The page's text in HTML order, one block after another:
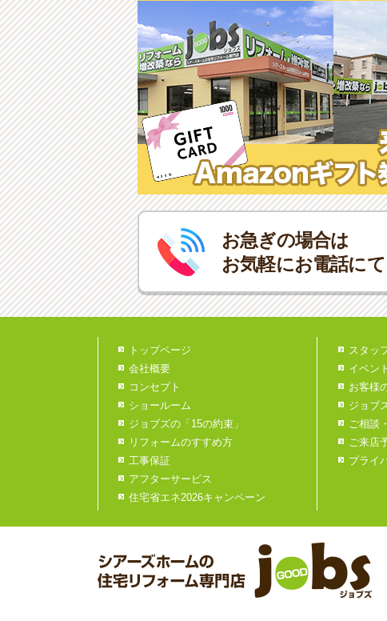
お急ぎの場合は
お気軽にお電話に
トップページ
会社概要
コンセプト
ショールーム
ジョブズの「15の約束」
リフォームのすすめ方
工事保証
アフターサービス
住宅省エネ2026キャンペーン
スタッ
イベン
お客様
ジョブ
ご相談
ご来店
プライ